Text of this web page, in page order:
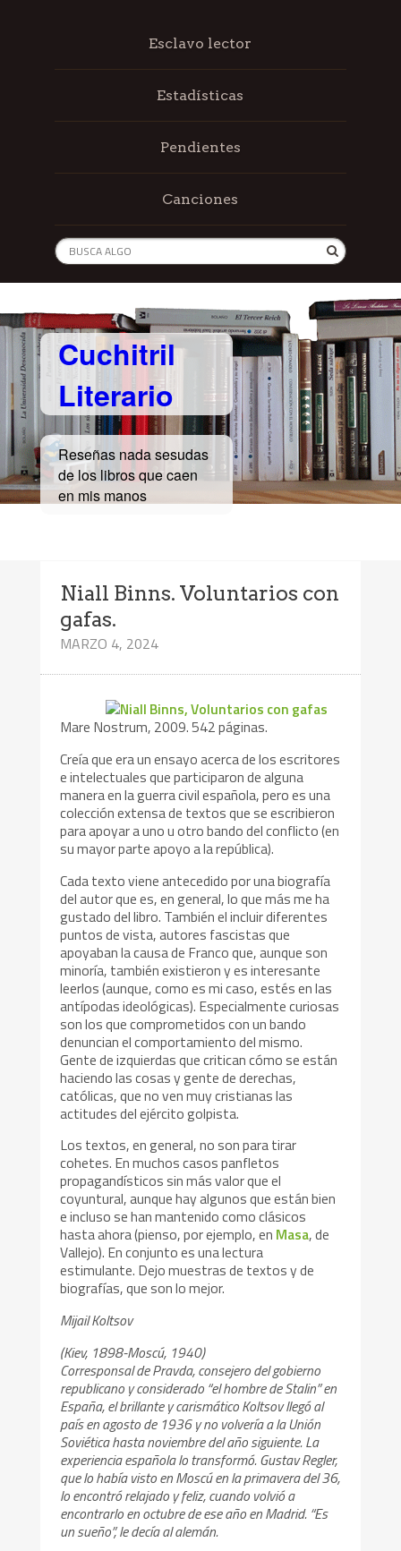
Esclavo lector
Estadísticas
Pendientes
Canciones
Cuchitril
Literario
Reseñas nada sesudas
de los libros que caen
en mis manos
Niall Binns. Voluntarios con
gafas.
MARZO 4, 2024
Mare Nostrum, 2009. 542 páginas.
Creía que era un ensayo acerca de los escritores
e intelectuales que participaron de alguna
manera en la guerra civil española, pero es una
colección extensa de textos que se escribieron
para apoyar a uno u otro bando del conflicto (en
su mayor parte apoyo a la república).
Cada texto viene antecedido por una biografía
del autor que es, en general, lo que más me ha
gustado del libro. También el incluir diferentes
puntos de vista, autores fascistas que
apoyaban la causa de Franco que, aunque son
minoría, también existieron y es interesante
leerlos (aunque, como es mi caso, estés en las
antípodas ideológicas). Especialmente curiosas
son los que comprometidos con un bando
denuncian el comportamiento del mismo.
Gente de izquierdas que critican cómo se están
haciendo las cosas y gente de derechas,
católicas, que no ven muy cristianas las
actitudes del ejército golpista.
Los textos, en general, no son para tirar
cohetes. En muchos casos panfletos
propagandísticos sin más valor que el
coyuntural, aunque hay algunos que están bien
e incluso se han mantenido como clásicos
hasta ahora (pienso, por ejemplo, en Masa, de
Vallejo). En conjunto es una lectura
estimulante. Dejo muestras de textos y de
biografías, que son lo mejor.
Mijail Koltsov
(Kiev, 1898-Moscú, 1940)
Corresponsal de Pravda, consejero del gobierno
republicano y considerado “el hombre de Stalin” en
España, el brillante y carismático Koltsov llegó al
país en agosto de 1936 y no volvería a la Unión
Soviética hasta noviembre del año siguiente. La
experiencia española lo transformó. Gustav Regler,
que lo había visto en Moscú en la primavera del 36,
lo encontró relajado y feliz, cuando volvió a
encontrarlo en octubre de ese año en Madrid. “Es
un sueño”, le decía al alemán.